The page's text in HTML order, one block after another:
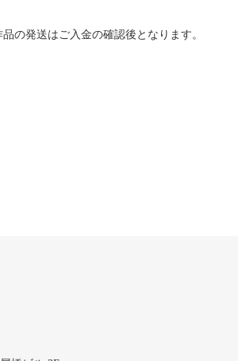
の発送はご入金の確認後となります。